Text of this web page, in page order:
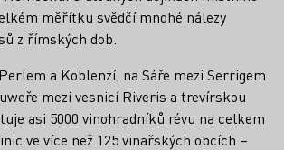
měřítku svědčí mnohé nálezy
z římských dob.
a Koblenzí, na Sáře mezi Serrigem
mezi vesnicí Riveris a trevírskou
asi 5000 vinohradníků révu na celkem
ve více než 125 vinařských obcích –